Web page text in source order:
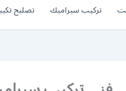
تركيب سيراميك تصليح